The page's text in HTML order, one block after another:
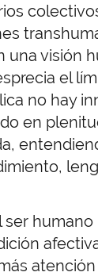
una visión
el
no hay
en